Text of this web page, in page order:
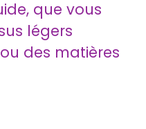
que vous
légers
des matières